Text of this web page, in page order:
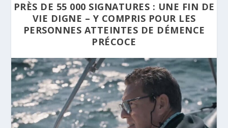
PRÈS DE 55 000 SIGNATURES : UNE FIN DE
VIE DIGNE – Y COMPRIS POUR LES
PERSONNES ATTEINTES DE DÉMENCE
PRÉCOCE